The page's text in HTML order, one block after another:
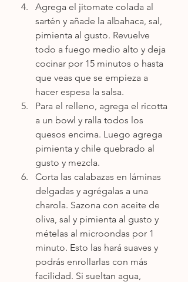
Agrega el jitomate colada al
sartén y añade la albahaca, sal,
pimienta al gusto. Revuelve
todo a fuego medio alto y deja
cocinar por 15 minutos o hasta
que veas que se empieza a
hacer espesa la salsa.
Para el relleno, agrega el ricotta
a un bowl y ralla todos los
quesos encima. Luego agrega
pimienta y chile quebrado al
gusto y mezcla.
Corta las calabazas en láminas
delgadas y agrégalas a una
charola. Sazona con aceite de
oliva, sal y pimienta al gusto y
mételas al microondas por 1
minuto. Esto las hará suaves y
podrás enrollarlas con más
facilidad. Si sueltan agua,